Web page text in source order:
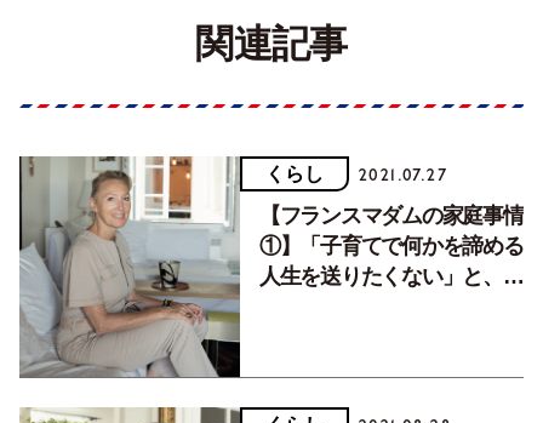
関連記事
くらし 2021.07.27
【フランスマダムの家庭事情
①】「子育てで何かを諦める
人生を送りたくない」と、家